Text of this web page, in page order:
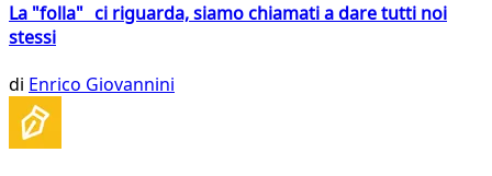
La "folla" ci riguarda, siamo chiamati a dare tutti noi
stessi
di Enrico Giovannini